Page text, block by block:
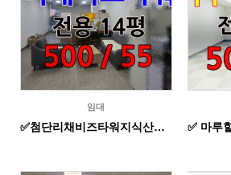
임대
✅첨단리채비즈타워지식산업센터 사무실 전용 15평 500 /55